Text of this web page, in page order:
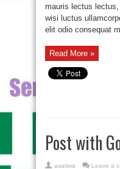
mauris lectus
wisi luctus
elit odio consequat
Read More »
Post with
asatiwa Leave a